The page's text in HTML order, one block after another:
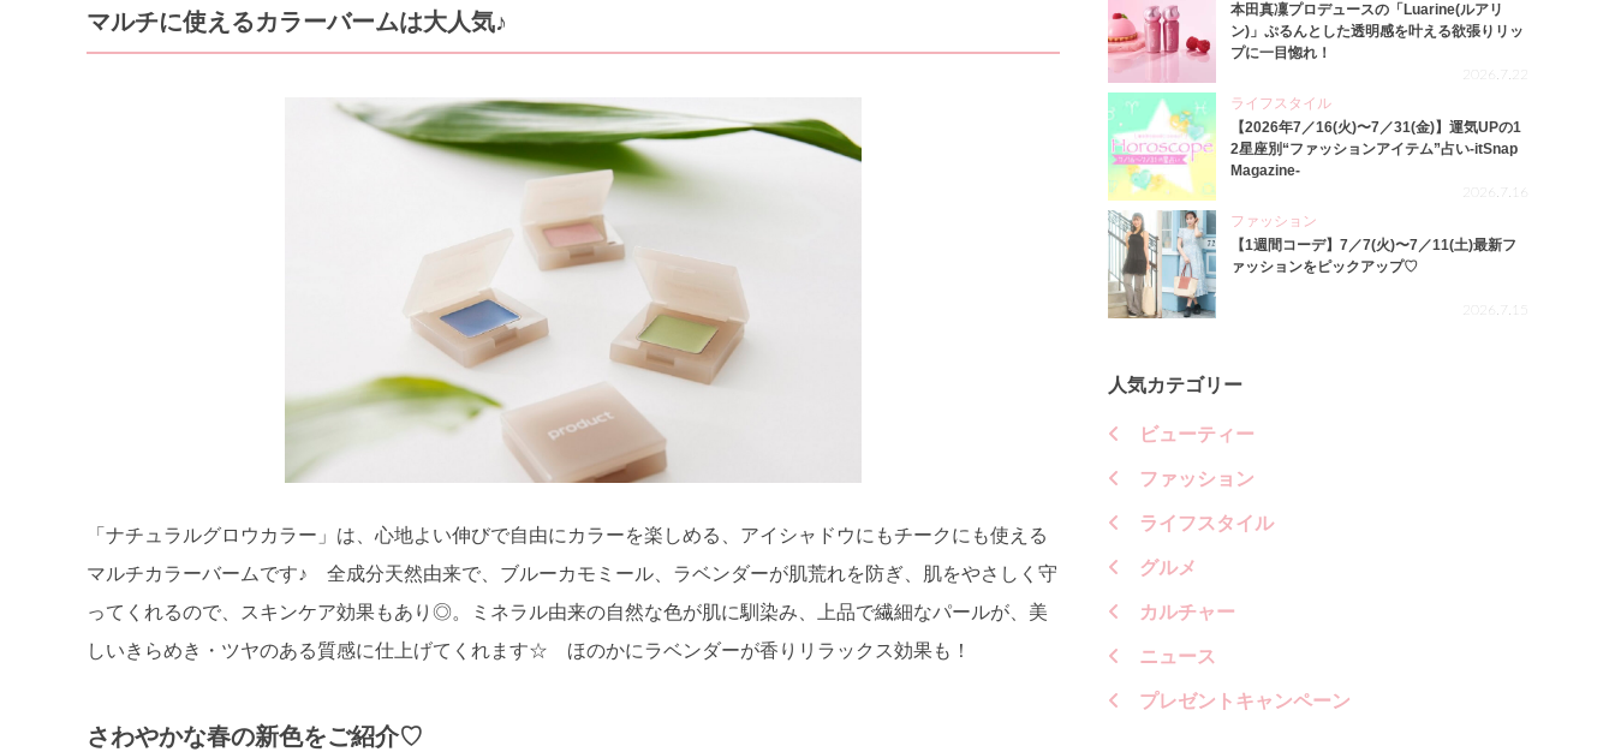
マルチに使えるカラーバームは大人気♪
「ナチュラルグロウカラー」は、心地よい伸びで自由にカラーを楽しめる、アイシャドウにもチークにも使える
マルチカラーバームです♪ 全成分天然由来で、ブルーカモミール、ラベンダーが肌荒れを防ぎ、肌をやさしく守
ってくれるので、スキンケア効果もあり◎。ミネラル由来の自然な色が肌に馴染み、上品で繊細なパールが、美
しいきらめき・ツヤのある質感に仕上げてくれます☆ ほのかにラベンダーが香りリラックス効果も！
さわやかな春の新色をご紹介♡
本田真凜プロデュースの「Luarine(ルアリ
ン)」ぷるんとした透明感を叶える欲張りリッ
プに一目惚れ！
2026.7.22
ライフスタイル
【2026年7／16(火)〜7／31(金)】運気UPの1
2星座別“ファッションアイテム”占い-itSnap
Magazine-
2026.7.16
ファッション
【1週間コーデ】7／7(火)〜7／11(土)最新フ
ァッションをピックアップ♡
2026.7.15
人気カテゴリー
ビューティー
ファッション
ライフスタイル
グルメ
カルチャー
ニュース
プレゼントキャンペーン